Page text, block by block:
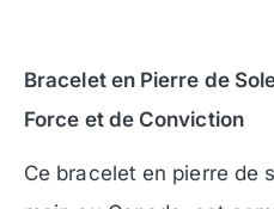
Bracelet en Pierre de
Force et de Conviction
Ce bracelet en pierre de